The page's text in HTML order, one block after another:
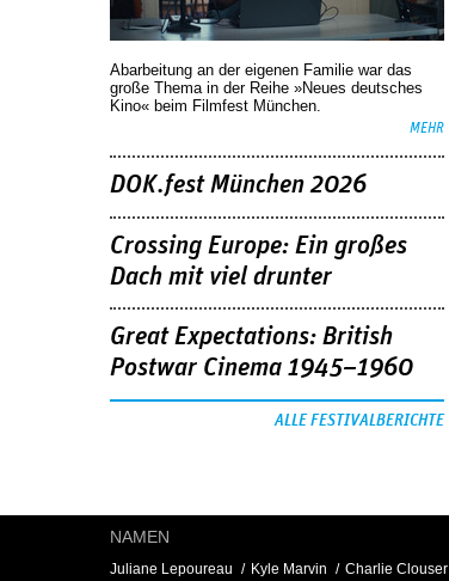
Abarbeitung an der eigenen Familie war das
große Thema in der Reihe »Neues deutsches
Kino« beim Filmfest München.
MEHR
DOK.fest München 2026
Crossing Europe: Ein großes
Dach mit viel drunter
Great Expectations: British
Postwar Cinema 1945–1960
ALLE FESTIVALBERICHTE
NAMEN
Juliane Lepoureau Kyle Marvin Charlie Clouser